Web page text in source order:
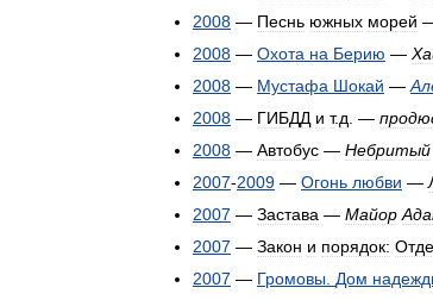
2008 — Песнь южных морей
2008 — Охота на Берию —
2008 — Мустафа Шокай —
2008 — ГИБДД и т.д . —
2008 — Автобус — Небритый
2007-2009 — Огонь любви —
2007 — Застава — Майор
2007 — Закон и порядок:
2007 — Громовы Дом